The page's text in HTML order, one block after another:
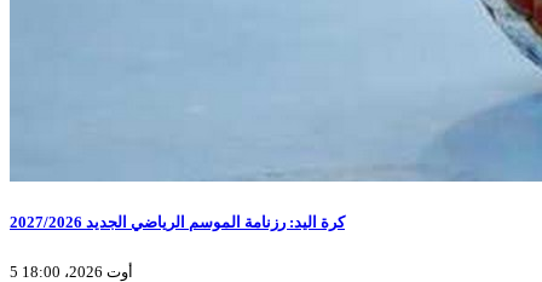
كرة اليد: رزنامة الموسم الرياضي الجديد 2027/2026
5 أوت 2026، 18:00